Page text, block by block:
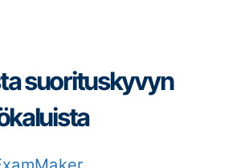
suorituskyvyn